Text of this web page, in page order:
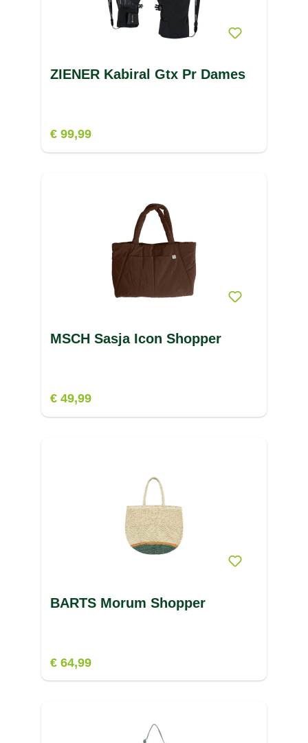
ZIENER Kabiral Gtx Pr Dames
€ 99,99
MSCH Sasja Icon Shopper
€ 49,99
BARTS Morum Shopper
€ 64,99